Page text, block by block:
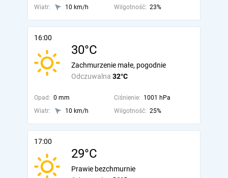
Wiatr:
10 km/h Wilgotność: 23%
16:00
30°C
Odczuwalna 32°C
Zachmurzenie małe, pogodnie
Opad: 0 mm Ciśnienie: 1001 hPa
Wiatr:
10 km/h Wilgotność: 25%
17:00
29°C
Prawie bezchmurnie